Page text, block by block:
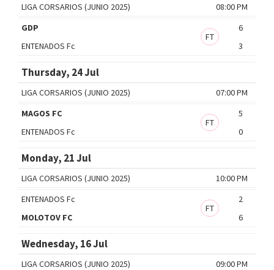
08:00 PM
LIGA CORSARIOS (JUNIO 2025)
GDP
6
FT
ENTENADOS Fc
3
Thursday, 24 Jul
07:00 PM
LIGA CORSARIOS (JUNIO 2025)
MAGOS FC
5
FT
ENTENADOS Fc
0
Monday, 21 Jul
10:00 PM
LIGA CORSARIOS (JUNIO 2025)
ENTENADOS Fc
2
FT
MOLOTOV FC
6
Wednesday, 16 Jul
09:00 PM
LIGA CORSARIOS (JUNIO 2025)